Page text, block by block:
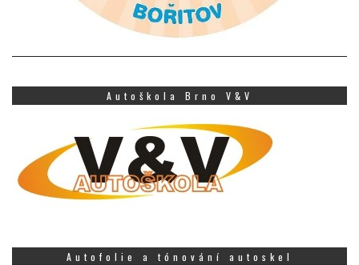
Autoškola Brno V&V
Autofolie a tónování autoskel